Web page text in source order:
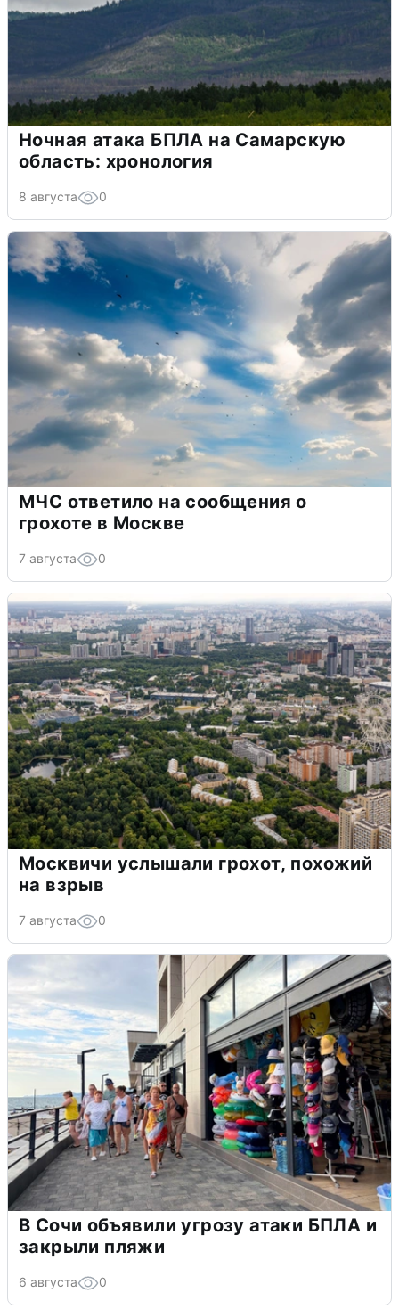
Ночная атака БПЛА на Самарскую
область: хронология
8 августа 0
МЧС ответило на сообщения о
грохоте в Москве
7 августа 0
Москвичи услышали грохот, похожий
на взрыв
7 августа 0
В Сочи объявили угрозу атаки БПЛА и
закрыли пляжи
6 августа 0